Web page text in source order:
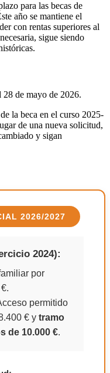
para las becas de
año se mantiene el
con rentas superiores al
sigue siendo
de mayo de 2026.
la beca en el curso 2025-
de una nueva solicitud,
y sigan
2026/2027
2024):
por
permitido
€ y tramo
de 10.000 €.